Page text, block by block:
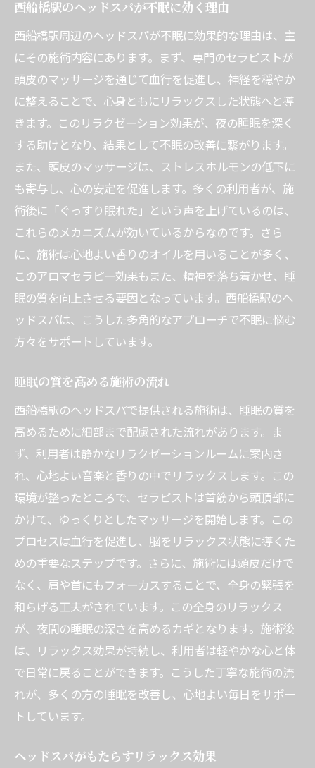
西船橋駅近くの人気ヘッドスパ店舗紹介
初めての方でも安心の施術プロセス
ヘッドスパが提供する多様なリラクゼーシ
ョン
不眠改善に挑戦するための第一歩
口コミで人気のヘッドスパ体験談
熟練セラピストによる西船橋駅のヘッドスパで
リラックス
専門セラピストによる安心の施術
リラックス効果を最大化する技術
熟練の技が生む心地よいリズム
セラピストから学ぶホームケアの秘訣
施術前後の注意点と心構え
セラピストが推奨するリラックス方法
りを手に入れよう
頭皮マッサージのメカニズム
血流促進で得られる健康効果
日常のストレスを解消するための方法
ヘッドスパと他のリラックスメソッドの違
い
自宅でできる簡単セルフケア
専門家の監修による安心施術
ヘッドスパが安眠に導く理由
心地よい眠りを実現する施術のポイント
専門家の知識による安眠サポート
ヘッドスパ後の快適な眠りを体感しよう
安眠を妨げる要因とその対策
施術後のリラックス持続方法
体験者多数西船橋駅のヘッドスパで朝の目覚め
西船橋駅のヘッドスパが不眠に効く理由
西船橋駅周辺のヘッドスパが不眠に効果的な理由は、主
にその施術内容にあります。まず、専門のセラピストが
頭皮のマッサージを通じて血行を促進し、神経を穏やか
に整えることで、心身ともにリラックスした状態へと導
きます。このリラクゼーション効果が、夜の睡眠を深く
する助けとなり、結果として不眠の改善に繋がります。
また、頭皮のマッサージは、ストレスホルモンの低下に
も寄与し、心の安定を促進します。多くの利用者が、施
術後に「ぐっすり眠れた」という声を上げているのは、
これらのメカニズムが効いているからなのです。さら
に、施術は心地よい香りのオイルを用いることが多く、
このアロマセラピー効果もまた、精神を落ち着かせ、睡
眠の質を向上させる要因となっています。西船橋駅のヘ
ッドスパは、こうした多角的なアプローチで不眠に悩む
方々をサポートしています。
睡眠の質を高める施術の流れ
西船橋駅のヘッドスパで提供される施術は、睡眠の質を
高めるために細部まで配慮された流れがあります。ま
ず、利用者は静かなリラクゼーションルームに案内さ
れ、心地よい音楽と香りの中でリラックスします。この
環境が整ったところで、セラピストは首筋から頭頂部に
かけて、ゆっくりとしたマッサージを開始します。この
プロセスは血行を促進し、脳をリラックス状態に導くた
めの重要なステップです。さらに、施術には頭皮だけで
なく、肩や首にもフォーカスすることで、全身の緊張を
和らげる工夫がされています。この全身のリラックス
が、夜間の睡眠の深さを高めるカギとなります。施術後
は、リラックス効果が持続し、利用者は軽やかな心と体
で日常に戻ることができます。こうした丁寧な施術の流
れが、多くの方の睡眠を改善し、心地よい毎日をサポー
トしています。
ヘッドスパがもたらすリラックス効果